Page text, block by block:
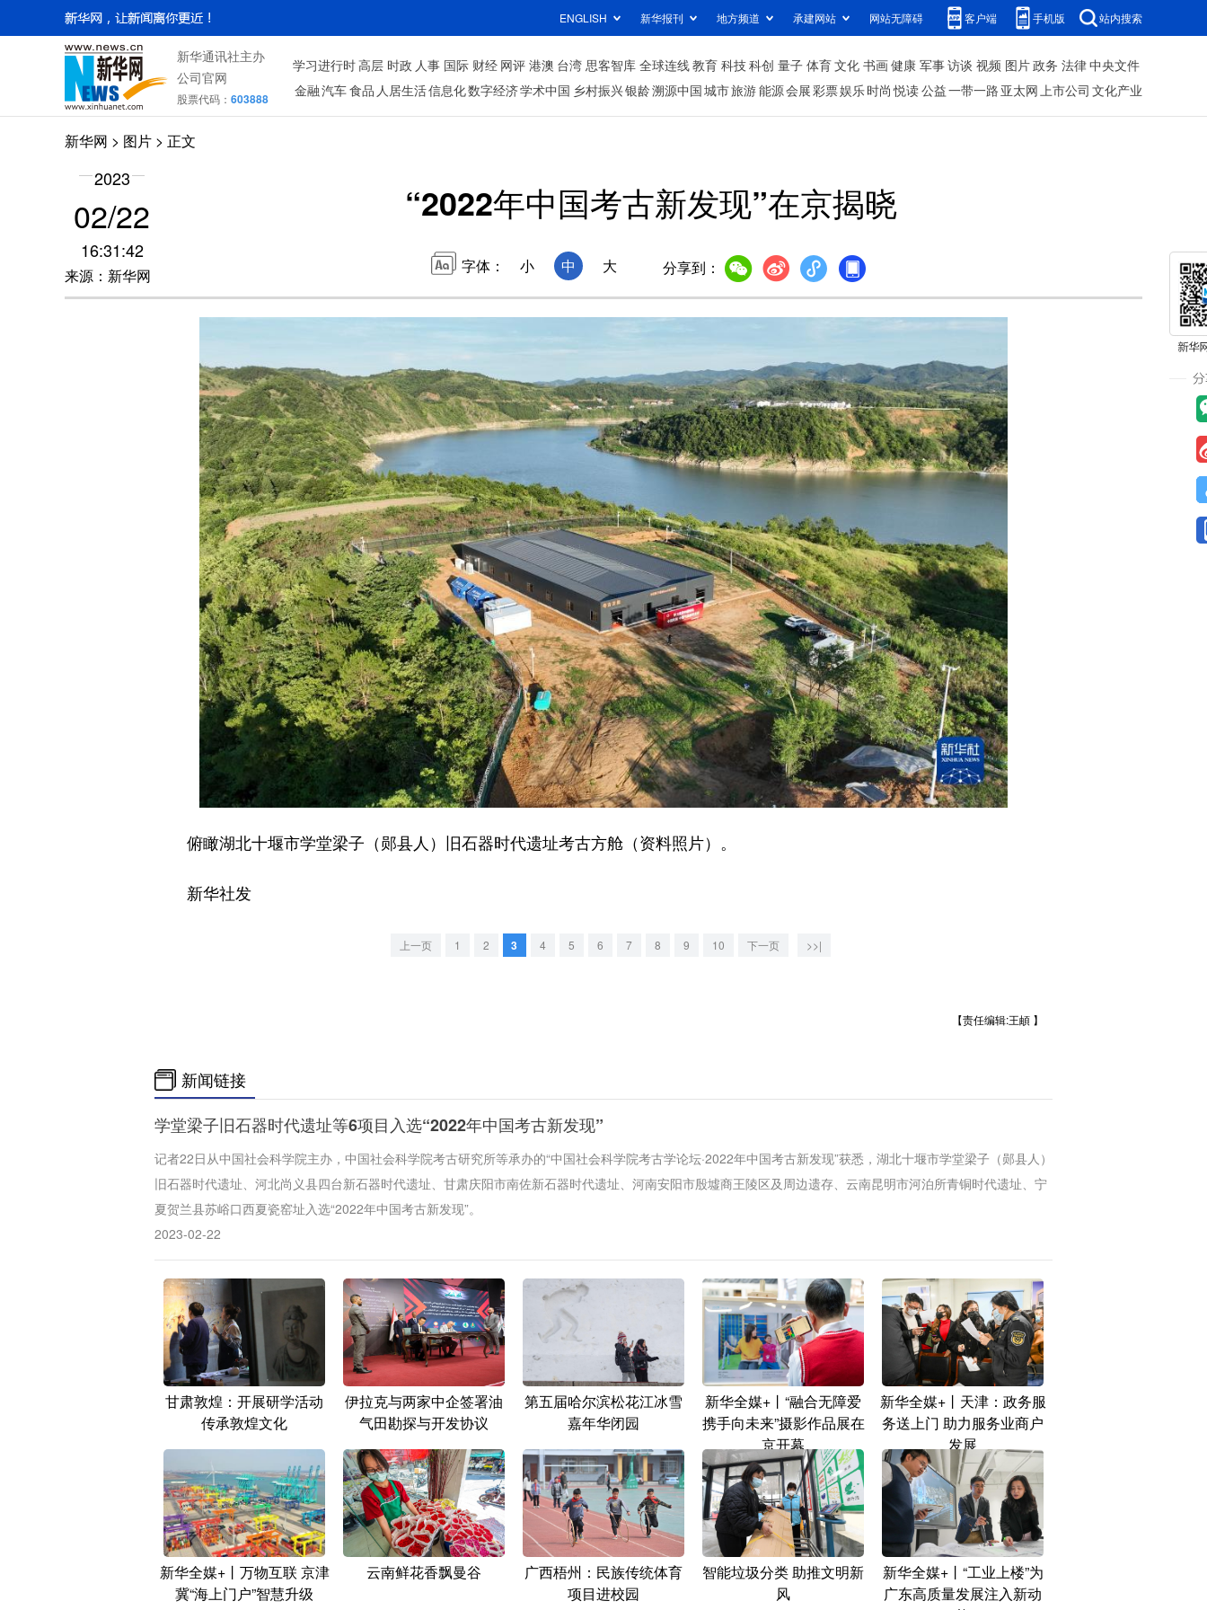
ENGLISH 新华报刊 地方频道 承建网站 网站无障碍 客户端 手机版 站内搜索
新华通讯社主办
公司官网
股票代码： 603888
学习进行时高层 时政 人事 国际 财经 网评 港澳 台湾 思客智库 全球连线教育 科技科创 量子 体育文化 书画健康 军事访谈 视频 图片政务 法律中央文件
金融汽车食品 人居生活信息化数字经济学术中国 乡村振兴银龄溯源中国城市旅游能源会展彩票娱乐时尚 悦读公益一带一路 亚太网上市公司 文化产业
新华网 > 图片 > 正文
2023
02/22
16:31:42
来源：新华网
“2022年中国考古新发现”在京揭晓
字体： 小 中 大 分享到：
俯瞰湖北十堰市学堂梁子（郧县人）旧石器时代遗址考古方舱（资料照片）。
新华社发
上一页 1 2 3 4 5 6 7 8 9 10 下一页 >>|
【责任编辑:王頔 】
新闻链接
学堂梁子旧石器时代遗址等6项目入选“2022年中国考古新发现”
记者22日从中国社会科学院主办，中国社会科学院考古研究所等承办的“中国社会科学院考古学论坛·2022年中国考古新发现”获悉，湖北十堰市学堂梁子（郧县人）
旧石器时代遗址、河北尚义县四台新石器时代遗址、甘肃庆阳市南佐新石器时代遗址、河南安阳市殷墟商王陵区及周边遗存、云南昆明市河泊所青铜时代遗址、宁
夏贺兰县苏峪口西夏瓷窑址入选“2022年中国考古新发现”。
2023-02-22
甘肃敦煌：开展研学活动
传承敦煌文化
伊拉克与两家中企签署油
气田勘探与开发协议
第五届哈尔滨松花江冰雪
嘉年华闭园
新华全媒+丨“融合无障爱
携手向未来”摄影作品展在
京开幕
新华全媒+丨天津：政务服
务送上门 助力服务业商户
发展
新华全媒+丨万物互联 京津
冀“海上门户”智慧升级
云南鲜花香飘曼谷
广西梧州：民族传统体育
项目进校园
智能垃圾分类 助推文明新
风
新华全媒+丨“工业上楼”为
广东高质量发展注入新动